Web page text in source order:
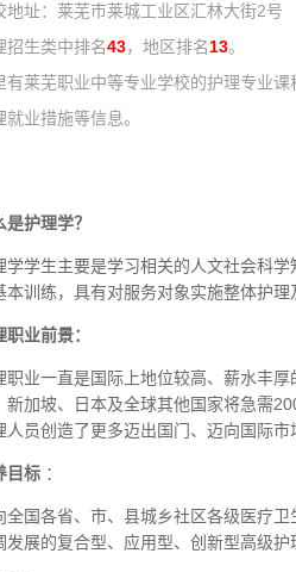
地址：莱芜市莱城工业区汇林大街2号
招生类中排名43，地区排名13。
有莱芜职业中等专业学校的护理专业课
就业措施等信息。
是护理学？
学学生主要是学习相关的人文社会科
本训练，具有对服务对象实施整体护理
职业前景：
职业一直是国际上地位较高、薪水丰
新加坡、日本及全球其他国家将急需
人员创造了更多迈出国门、迈向国际市
目标 ：
全国各省、市、县城乡社区各级医疗
发展的复合型、应用型、创新型高级护